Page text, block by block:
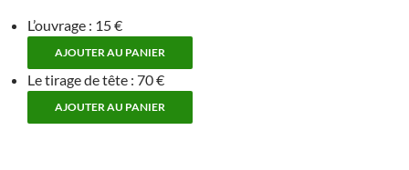
L’ouvrage : 15 €
Le tirage de tête : 70 €